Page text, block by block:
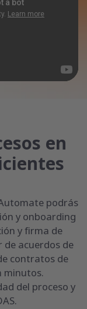
en
podrás
y onboarding
y firma de
acuerdos de
contratos de
minutos.
del proceso y